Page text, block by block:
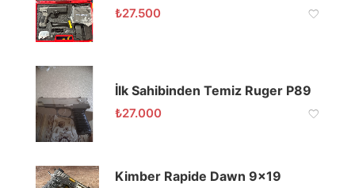
₺27.500
İlk Sahibinden Temiz Ruger P89
₺27.000
Kimber Rapide Dawn 9×19